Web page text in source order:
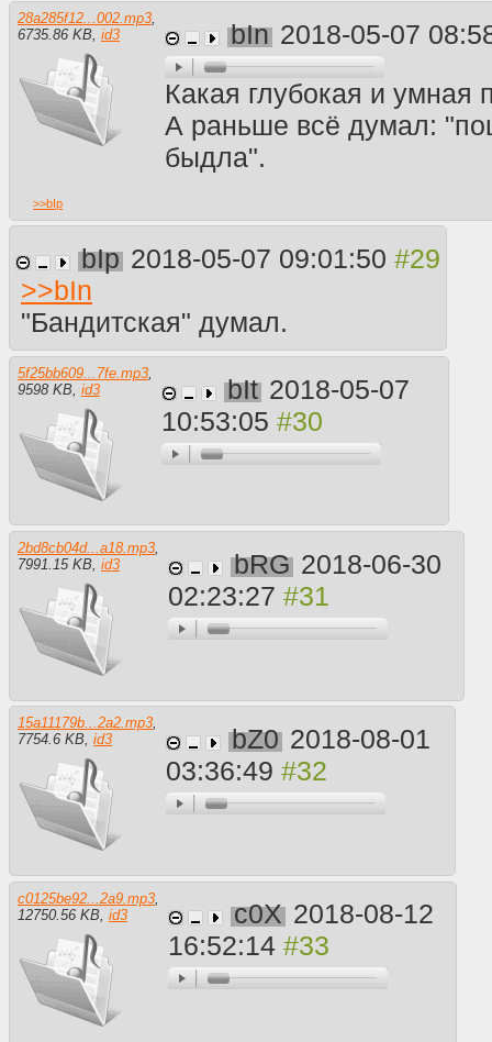
28a285f12...002.mp3
6735.86 KB id3 bIn 2018-05-07
Какая глубокая и умная
А раньше всё думал:
быдла".
>>bIp
bIp 2018-05-07 09:01:50
>>bIn
"Бандитская" думал.
5f25bb609...7fe.mp3
9598 KB id3 bIt 2018-05-07
10:53:05
2bd8cb04d...a18.mp3,
7991.15 KB, id3 bRG 2018-06-30
02:23:27
15a11179b...2a2.mp3,
7754.6 KB, id3 bZ0 2018-08-01
03:36:49
c0125be92...2a9.mp3
12750.56 KB id3 c0X 2018-08-12
16:52:14